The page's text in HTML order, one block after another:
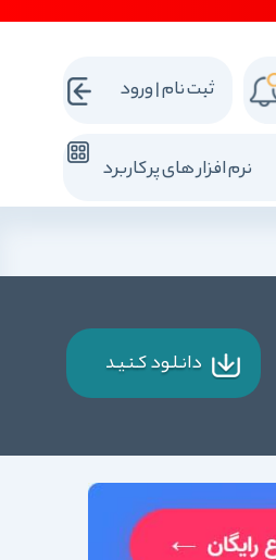
نرم افزار های پرکاربرد
ثبت نام | ورود
دانـلـود کـنـیـد